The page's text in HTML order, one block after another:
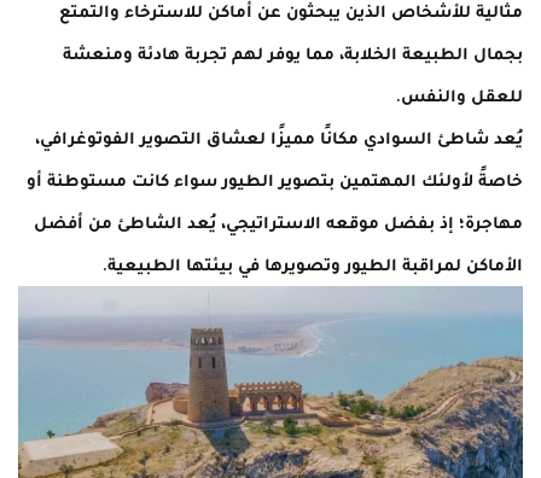
مثالية للأشخاص الذين يبحثون عن أماكن للاسترخاء والتمتع
بجمال الطبيعة الخلابة، مما يوفر لهم تجربة هادئة ومنعشة
للعقل والنفس.
يُعد شاطئ السوادي مكانًا مميزًا لعشاق التصوير الفوتوغرافي،
خاصةً لأولئك المهتمين بتصوير الطيور سواء كانت مستوطنة أو
مهاجرة؛ إذ بفضل موقعه الاستراتيجي، يُعد الشاطئ من أفضل
الأماكن لمراقبة الطيور وتصويرها في بيئتها الطبيعية.